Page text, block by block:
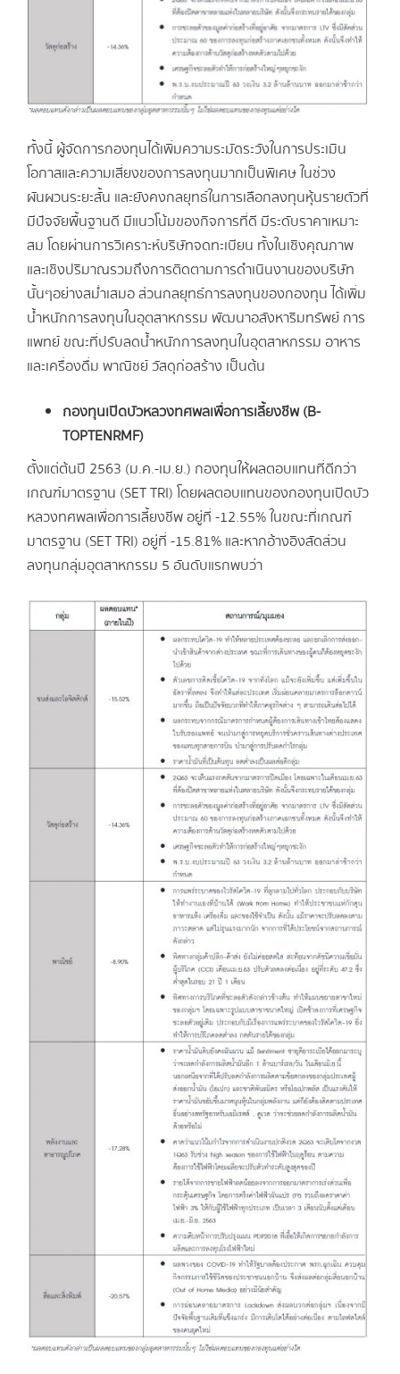
ทั้งนี้ ผู้จัดการกองทุนได้เพิ่มความระมัดระวังในการประเมิน
โอกาสและความเสี่ยงของการลงทุนมากเป็นพิเศษ ในช่วง
ผันผวนระยะสั้น และยังคงกลยุทธ์ในการเลือกลงทุนหุ้นรายตัวที่
มีปัจจัยพื้นฐานดี มีแนวโน้มของกิจการที่ดี มีระดับราคาเหมาะ
สม โดยผ่านการวิเคราะห์บริษัทจดทะเบียน ทั้งในเชิงคุณภาพ
และเชิงปริมาณรวมถึงการติดตามการดำเนินงานของบริษัท
นั้นๆอย่างสม่ำเสมอ ส่วนกลยุทธ์การลงทุนของกองทุน ได้เพิ่ม
น้ำหนักการลงทุนในอุตสาหกรรม พัฒนาอสังหาริมทรัพย์ การ
แพทย์ ขณะที่ปรับลดน้ำหนักการลงทุนในอุตสาหกรรม อาหาร
และเครื่องดื่ม พาณิชย์ วัสดุก่อสร้าง เป็นต้น
กองทุนเปิดบัวหลวงทศพลเพื่อการเลี้ยงชีพ (B-
TOPTENRMF)
ตั้งแต่ต้นปี 2563 (ม.ค.-เม.ย.) กองทุนให้ผลตอบแทนที่ดีกว่า
เกณฑ์มาตรฐาน (SET TRI) โดยผลตอบแทนของกองทุนเปิดบัว
หลวงทศพลเพื่อการเลี้ยงชีพ อยู่ที่ -12.55% ในขณะที่เกณฑ์
มาตรฐาน (SET TRI) อยู่ที่ -15.81% และหากอ้างอิงสัดส่วน
ลงทุนกลุ่มอุตสาหกรรม 5 อันดับแรกพบว่า